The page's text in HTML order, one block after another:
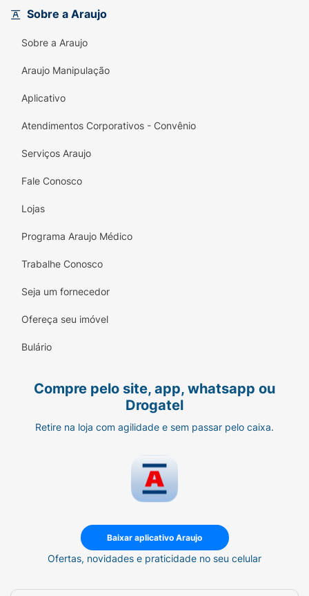
necessária a reaplicação do produto para
manter a sua efetividade. Se a quantidade
aplicada não for adequada, o nível de
reduzido.Dermatologicamente testado.
Sobre a Araujo
Sobre a Araujo
Araujo Manipulação
Aplicativo
Atendimentos Corporativos - Convênio
Serviços Araujo
Fale Conosco
Lojas
Programa Araujo Médico
Trabalhe Conosco
Seja um fornecedor
Ofereça seu imóvel
Bulário
Compre pelo site, app, whatsapp ou
Drogatel
Retire na loja com agilidade e sem passar pelo caixa.
Baixar aplicativo Araujo
Ofertas, novidades e praticidade no seu celular